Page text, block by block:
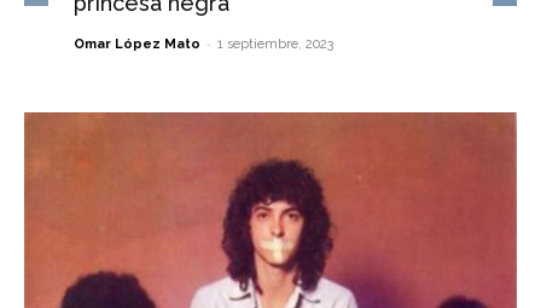
Omar López Mato - 1 septiembre, 2023